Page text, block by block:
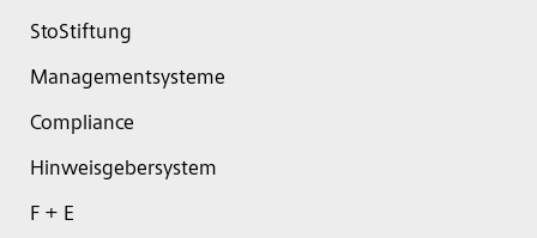
StoStiftung
Managementsysteme
Compliance
Hinweisgebersystem
F + E